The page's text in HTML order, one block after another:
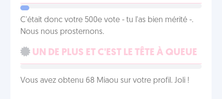
C'était donc votre 500e vote - tu l'as bien mérité -.
Nous nous prosternons.
UN DE PLUS ET C'EST LE TÊTE À QUEUE
Vous avez obtenu 68 Miaou sur votre profil. Joli !